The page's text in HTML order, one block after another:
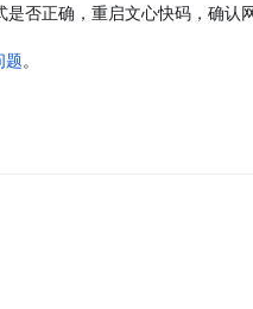
否正确，重启文心快码，确认
题。